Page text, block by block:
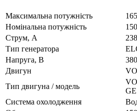
Максимальна потужність
Номінальна потужність
Струм, А
238
Тип генератора
Напруга, В
Двигун
Тип двигуна / модель
GE
Система охолодження